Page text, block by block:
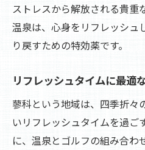
ストレスから解放される貴重
温泉は、心身をリフレッシュ
り戻すための特効薬です。
リフレッシュタイムに最適
蓼科という地域は、四季折々
いリフレッシュタイムを過ご
に、温泉とゴルフの組み合わ